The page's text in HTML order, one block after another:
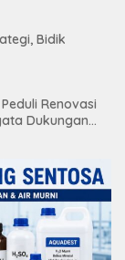
Bidik
Renovasi
Dukungan